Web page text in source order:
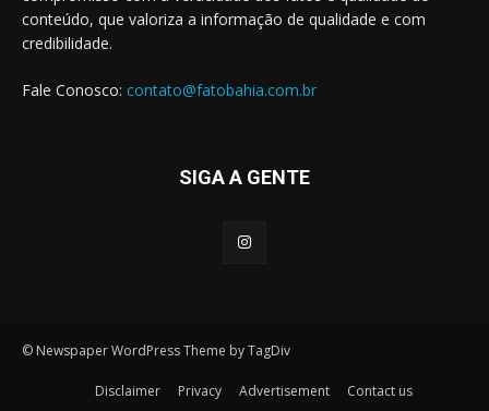
conteúdo, que valoriza a informação de qualidade e com
credibilidade.
Fale Conosco: contato@fatobahia.com.br
SIGA A GENTE
© Newspaper WordPress Theme by TagDiv
Disclaimer Privacy Advertisement Contact us